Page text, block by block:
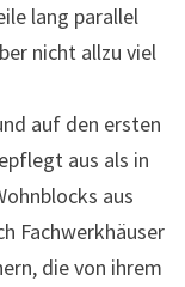
lang parallel
nicht allzu viel
auf den ersten
aus als in
aus
Fachwerkhäuser
die von ihrem